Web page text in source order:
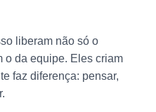
liberam não só o
o da equipe. Eles criam
faz diferença: pensar,